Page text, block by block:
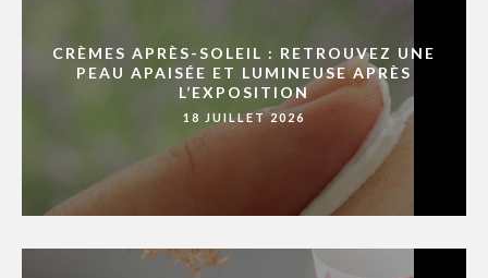
CRÈMES APRÈS-SOLEIL : RETROUVEZ UNE
PEAU APAISÉE ET LUMINEUSE APRÈS
L’EXPOSITION
18 JUILLET 2026